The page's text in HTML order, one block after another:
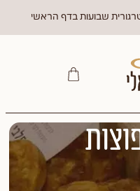
שבועות בדף הראשי